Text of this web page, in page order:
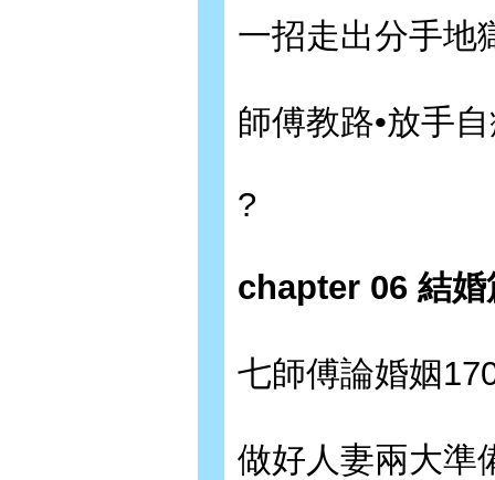
一招走出分手地
師傅教路•放手
?
chapter 06 結婚
七師傅論婚姻
做好人妻兩大準